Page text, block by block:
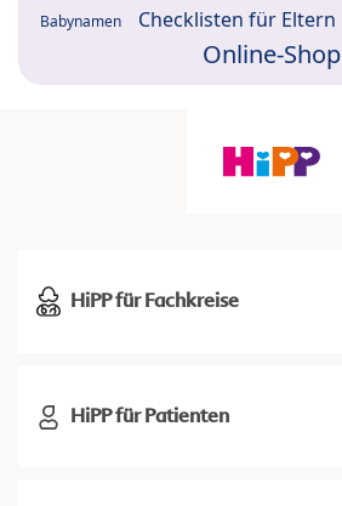
Babynamen Checklisten für Eltern
Online-Shop
HiPP für Fachkreise
HiPP für Patienten